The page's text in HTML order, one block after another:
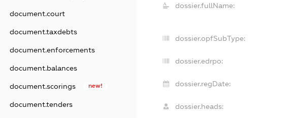
document.court
document.taxdebts
document.enforcements
document.balances
document.scorings new!
document.tenders
dossier.fullName:
dossier.opfSubType:
dossier.edrpo:
dossier.regDate:
dossier.heads: